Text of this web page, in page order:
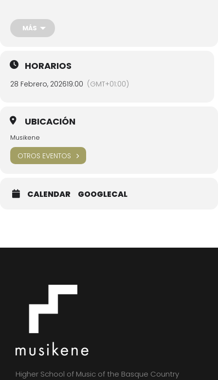
PROGRAMA AQUÍ
MÁS
HORARIOS
28 Febrero, 202619:00 (GMT+01:00)
UBICACIÓN
Musikene
OTROS EVENTOS
CALENDAR GOOGLECAL
Higher School of Music of the Basque Country